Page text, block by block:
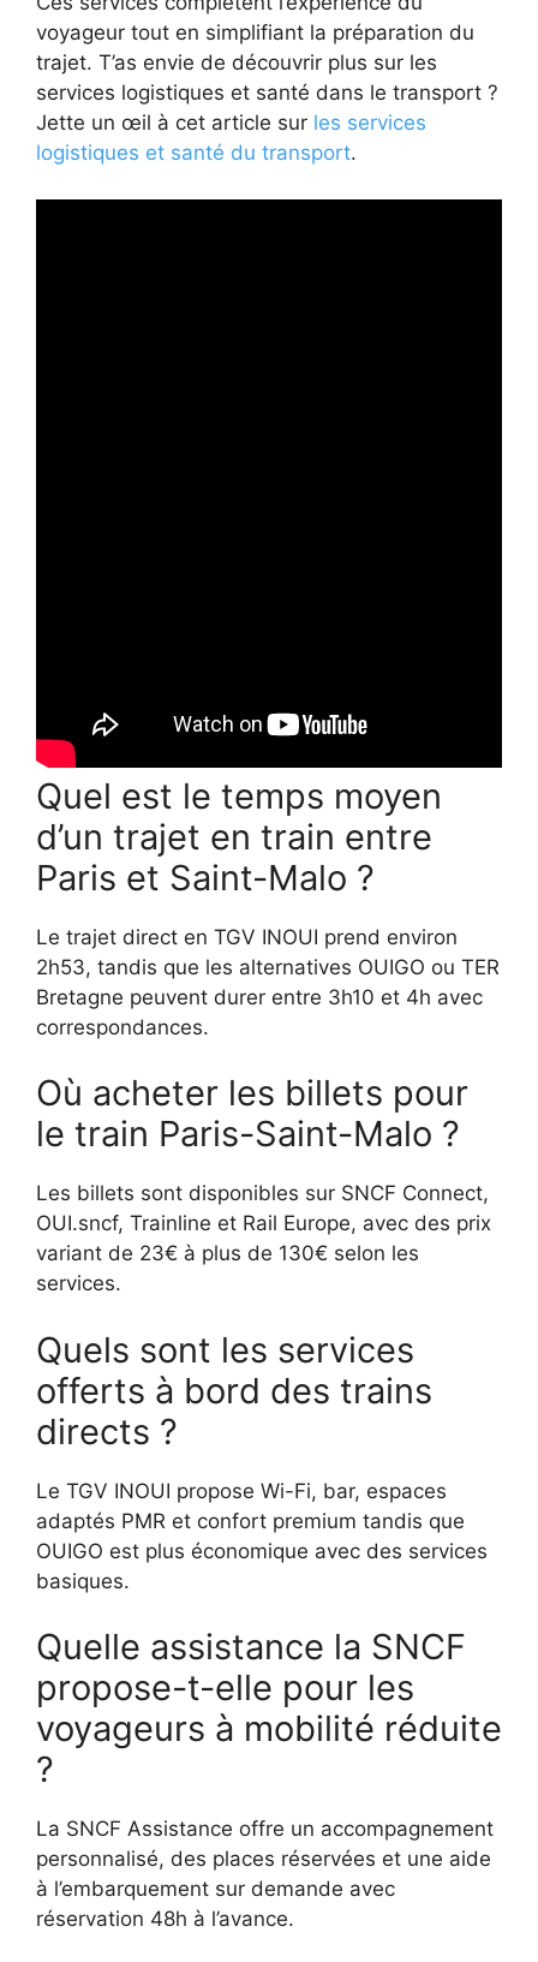
voyageur tout en simplifiant la préparation du
trajet. T’as envie de découvrir plus sur les
services logistiques et santé dans le transport ?
Jette un œil à cet article sur les services
logistiques et santé du transport.
Quel est le temps moyen
d’un trajet en train entre
Paris et Saint-Malo ?
Le trajet direct en TGV INOUI prend environ
2h53, tandis que les alternatives OUIGO ou TER
Bretagne peuvent durer entre 3h10 et 4h avec
correspondances.
Où acheter les billets pour
le train Paris-Saint-Malo ?
Les billets sont disponibles sur SNCF Connect,
OUI.sncf, Trainline et Rail Europe, avec des prix
variant de 23€ à plus de 130€ selon les
services.
Quels sont les services
offerts à bord des trains
directs ?
Le TGV INOUI propose Wi-Fi, bar, espaces
adaptés PMR et confort premium tandis que
OUIGO est plus économique avec des services
basiques.
Quelle assistance la SNCF
propose-t-elle pour les
voyageurs à mobilité réduite
?
La SNCF Assistance offre un accompagnement
personnalisé, des places réservées et une aide
à l’embarquement sur demande avec
réservation 48h à l’avance.